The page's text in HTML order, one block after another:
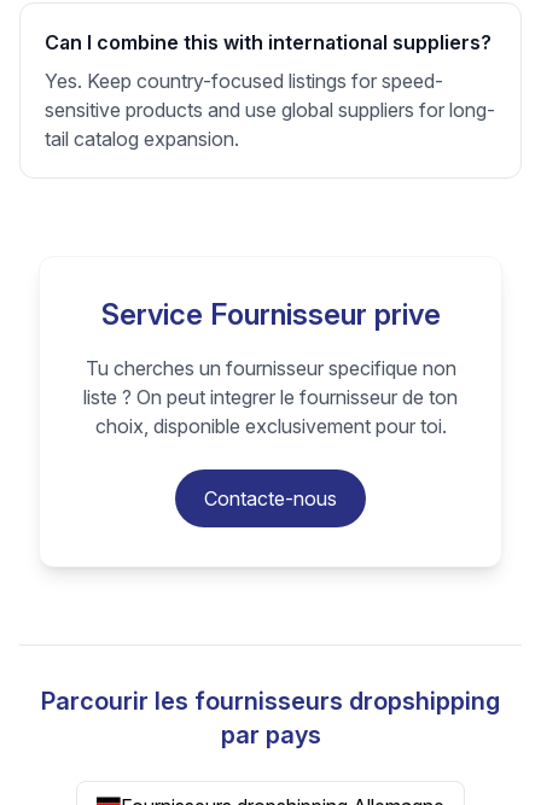
Can I combine this with international suppliers?
Yes. Keep country-focused listings for speed-
sensitive products and use global suppliers for long-
tail catalog expansion.
Service Fournisseur prive
Tu cherches un fournisseur specifique non
liste ? On peut integrer le fournisseur de ton
choix, disponible exclusivement pour toi.
Contacte-nous
Parcourir les fournisseurs dropshipping
par pays